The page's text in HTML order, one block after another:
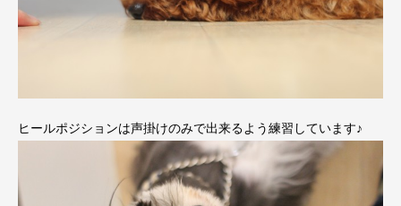
ヒールポジションは声掛けのみで出来るよう練習しています♪